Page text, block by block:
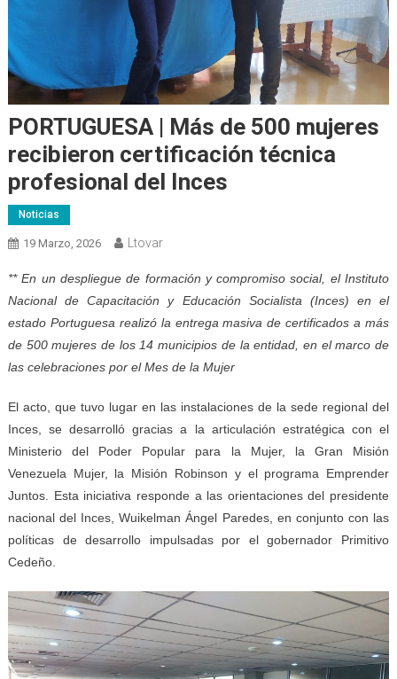
PORTUGUESA | Más de 500 mujeres
recibieron certificación técnica
profesional del Inces
Noticias
19 Marzo, 2026 Ltovar
** En un despliegue de formación y compromiso social, el Instituto
Nacional de Capacitación y Educación Socialista (Inces) en el
estado Portuguesa realizó la entrega masiva de certificados a más
de 500 mujeres de los 14 municipios de la entidad, en el marco de
las celebraciones por el Mes de la Mujer
El acto, que tuvo lugar en las instalaciones de la sede regional del
Inces, se desarrolló gracias a la articulación estratégica con el
Ministerio del Poder Popular para la Mujer, la Gran Misión
Venezuela Mujer, la Misión Robinson y el programa Emprender
Juntos. Esta iniciativa responde a las orientaciones del presidente
nacional del Inces, Wuikelman Ángel Paredes, en conjunto con las
políticas de desarrollo impulsadas por el gobernador Primitivo
Cedeño.